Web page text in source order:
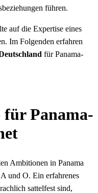
führen.
auf die Expertise eines
Im Folgenden erfahren
für Panama-
für Panama-
Ambitionen in Panama
und O. Ein erfahrenes
sattelfest sind,